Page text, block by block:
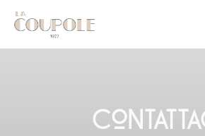
Personalizzazione delle tue scelte sui cookie